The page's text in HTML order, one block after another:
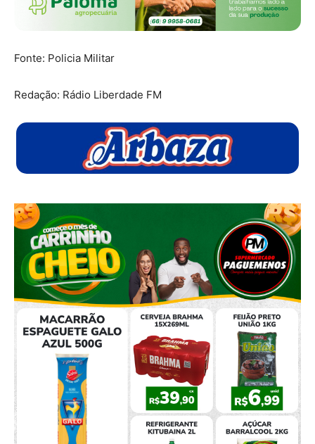
Fonte: Policia Militar
Redação: Rádio Liberdade FM